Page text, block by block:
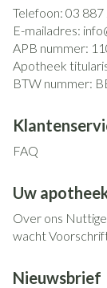
Telefoon: 03 887
E-mailadres:
APB nummer:
Apotheek
BTW nummer:
FAQ
Uw
Over ons
wacht
Nieuwsbrief